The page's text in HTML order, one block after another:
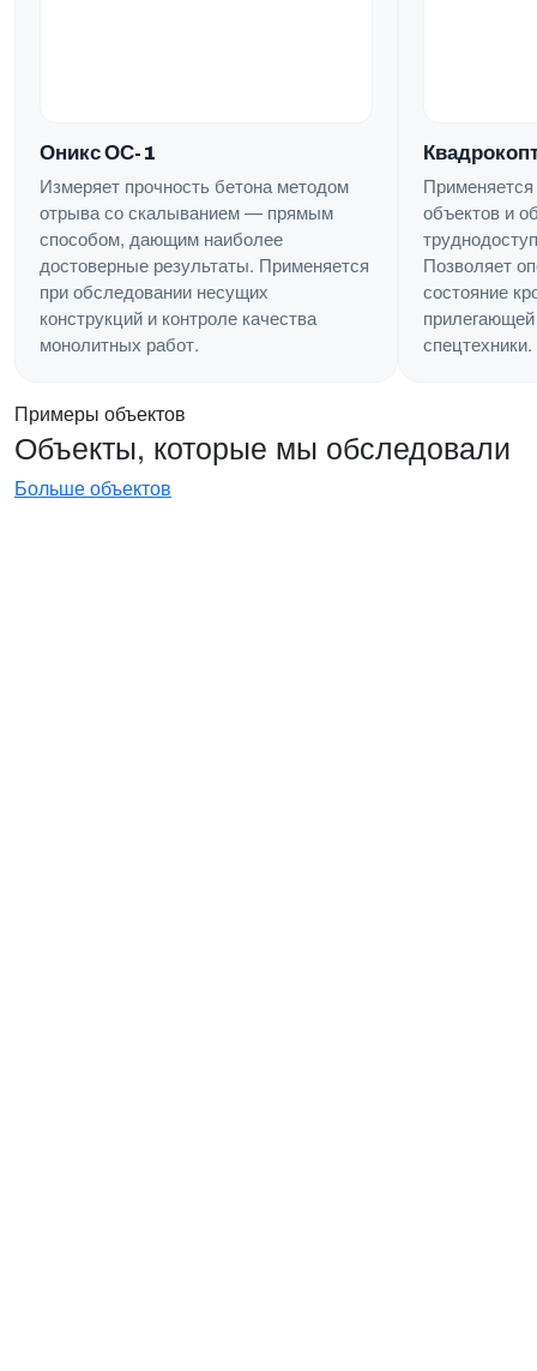
Оникс ОС-1
Измеряет прочность бетона методом
отрыва со скалыванием — прямым
способом, дающим наиболее
достоверные результаты. Применяется
при обследовании несущих
конструкций и контроле качества
монолитных работ.
объектов и
Позволяет
состояние
спецтехники.
Примеры объектов
Объекты, которые мы обследовали
Больше объектов